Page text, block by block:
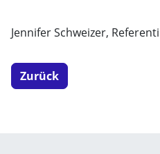
Jennifer Schweizer,
Zurück